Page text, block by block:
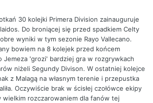
30 kolejki Primera Division zainauguruje
Do broniącej się przed spadkiem Celty
wyniki w tym sezonie Rayo Vallecano.
bowiem na 8 kolejek przed końcem
Jemeza 'grozi' bardziej gra w rozgrywkach
niżeli Segundy Divison. W ostatniej kolejce
z Malagą na własnym terenie i przepustka
Oczywiście brak w ścisłej czołówce ekipy
wielkim rozczarowaniem dla fanów tej